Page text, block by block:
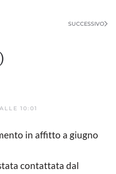
SUCCESSIVO
10:01
in affitto a giugno
contattata dal